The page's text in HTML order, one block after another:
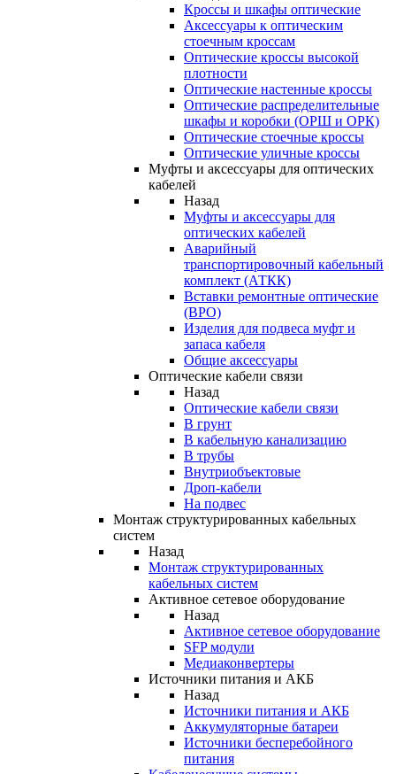
Кроссы и шкафы оптические
Аксессуары к оптическим
стоечным кроссам
Оптические кроссы высокой
плотности
Оптические настенные кроссы
Оптические распределительные
шкафы и коробки (ОРШ и ОРК)
Оптические стоечные кроссы
Оптические уличные кроссы
Муфты и аксессуары для оптических
кабелей
Назад
Муфты и аксессуары для
оптических кабелей
Аварийный
транспортировочный кабельный
комплект (АТКК)
Вставки ремонтные оптические
(ВРО)
Изделия для подвеса муфт и
запаса кабеля
Общие аксессуары
Оптические кабели связи
Назад
Оптические кабели связи
В грунт
В кабельную канализацию
В трубы
Внутриобъектовые
Дроп-кабели
На подвес
Монтаж структурированных кабельных
систем
Назад
Монтаж структурированных
кабельных систем
Активное сетевое оборудование
Назад
Активное сетевое оборудование
SFP модули
Медиаконвертеры
Источники питания и АКБ
Назад
Источники питания и АКБ
Аккумуляторные батареи
Источники бесперебойного
питания